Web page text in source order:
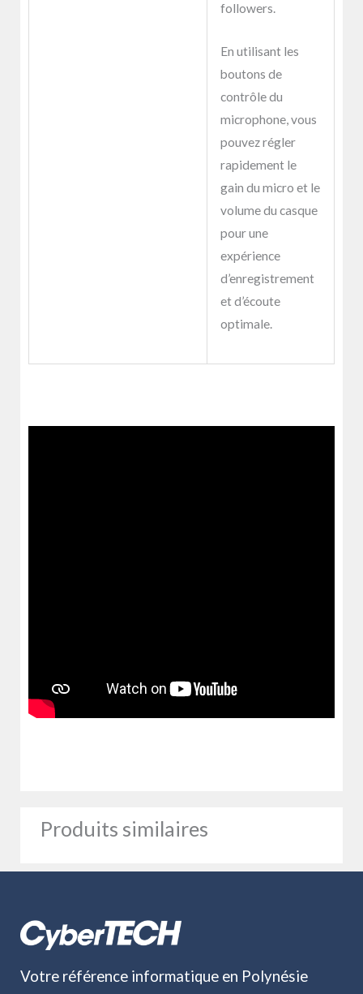
followers.
En utilisant les
boutons de
contrôle du
microphone, vous
pouvez régler
rapidement le
gain du micro et le
volume du casque
pour une
expérience
d’enregistrement
et d’écoute
optimale.
Produits similaires
Votre référence informatique en Polynésie